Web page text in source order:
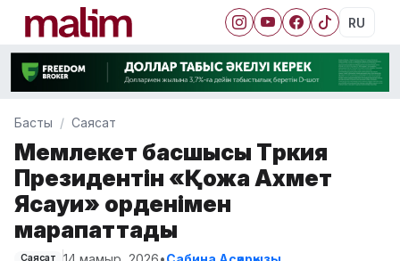
RU
Басты Саясат
Мемлекет басшысы Түркия
Президентін «Қожа Ахмет
Ясауи» орденімен
марапаттады
Саясат